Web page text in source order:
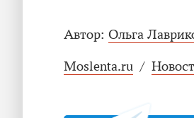
Автор: Ольга
Moslenta.ru /